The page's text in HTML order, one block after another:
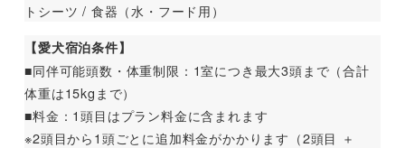
トシーツ / 食器（水・フード用）
【愛犬宿泊条件】
■同伴可能頭数・体重制限：1室につき最大3頭まで（合計
体重は15kgまで）
■料金：1頭目はプラン料金に含まれます
※2頭目から1頭ごとに追加料金がかかります（2頭目 ＋